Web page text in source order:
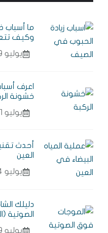
ما
وكيف
يوليو 29, 2026
اعرف
خشونة
يوليو 21, 2026
أحدث
العين
يوليو 14, 2026
دليلك
الصوتية
يوليو 9, 2026